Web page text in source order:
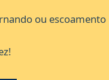
ou escoamento